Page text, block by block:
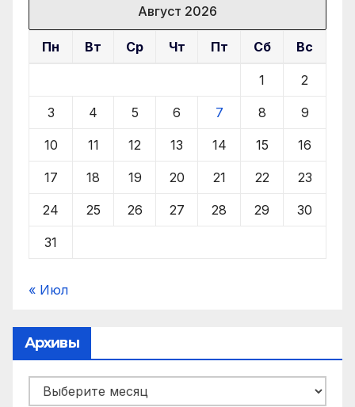
Август 2026
Пн Вт Ср Чт Пт Сб Вс
1 2
3 4 5 6 7 8 9
10 11 12 13 14 15 16
17 18 19 20 21 22 23
24 25 26 27 28 29 30
31
« Июл
Архивы
Архивы